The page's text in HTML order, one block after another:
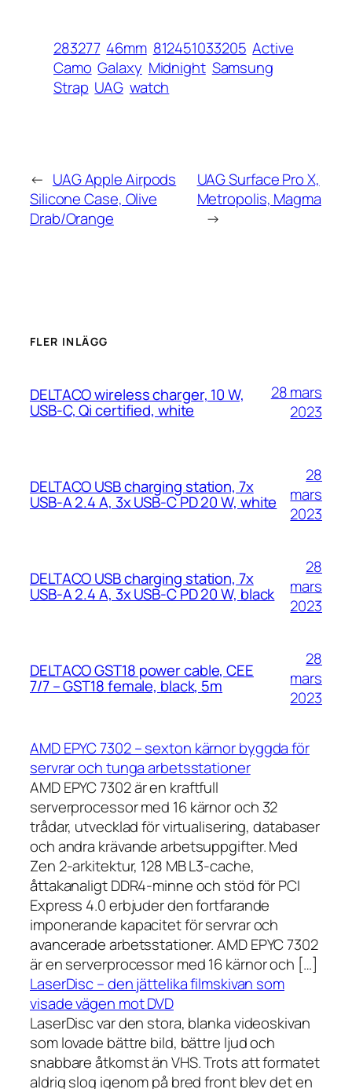
283277 46mm 812451033205 Active
Camo Galaxy Midnight Samsung
Strap UAG watch
← UAG Apple Airpods
Silicone Case, Olive
Drab/Orange
UAG Surface Pro X,
Metropolis, Magma
→
FLER INLÄGG
DELTACO wireless charger, 10 W,
USB-C, Qi certified, white
28 mars
2023
DELTACO USB charging station, 7x
USB-A 2.4 A, 3x USB-C PD 20 W, white
28
mars
2023
DELTACO USB charging station, 7x
USB-A 2.4 A, 3x USB-C PD 20 W, black
28
mars
2023
DELTACO GST18 power cable, CEE
7/7 – GST18 female, black, 5m
28
mars
2023
AMD EPYC 7302 – sexton kärnor byggda för
servrar och tunga arbetsstationer
AMD EPYC 7302 är en kraftfull
serverprocessor med 16 kärnor och 32
trådar, utvecklad för virtualisering, databaser
och andra krävande arbetsuppgifter. Med
Zen 2-arkitektur, 128 MB L3-cache,
åttakanaligt DDR4-minne och stöd för PCI
Express 4.0 erbjuder den fortfarande
imponerande kapacitet för servrar och
avancerade arbetsstationer. AMD EPYC 7302
är en serverprocessor med 16 kärnor och […]
LaserDisc – den jättelika filmskivan som
visade vägen mot DVD
LaserDisc var den stora, blanka videoskivan
som lovade bättre bild, bättre ljud och
snabbare åtkomst än VHS. Trots att formatet
aldrig slog igenom på bred front blev det en